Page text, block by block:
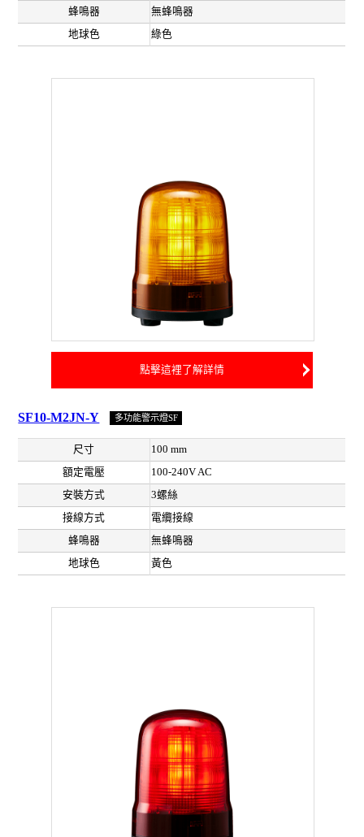
蜂鳴器
無蜂鳴器
地球色
綠色
點擊這裡了解詳情
SF10-M2JN-Y 多功能警示燈SF
尺寸
100 mm
額定電壓
100-240V AC
安裝方式
3螺絲
接線方式
電纜接線
蜂鳴器
無蜂鳴器
地球色
黃色